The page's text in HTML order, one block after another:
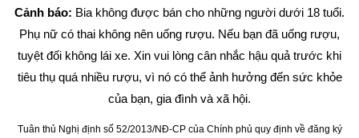
Cảnh báo: Bia không được bán cho những người dưới 18 tuổi.
Phụ nữ có thai không nên uống rượu. Nếu bạn đã uống rượu,
tuyệt đối không lái xe. Xin vui lòng cân nhắc hậu quả trước khi
tiêu thụ quá nhiều rượu, vì nó có thể ảnh hưởng đến sức khỏe
của bạn, gia đình và xã hội.
Tuân thủ Nghị định số 52/2013/NĐ-CP của Chính phủ quy định về đăng ký